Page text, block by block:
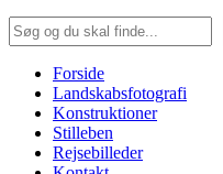
Søg
Forside
Landskabsfotografi
Konstruktioner
Stilleben
Rejsebilleder